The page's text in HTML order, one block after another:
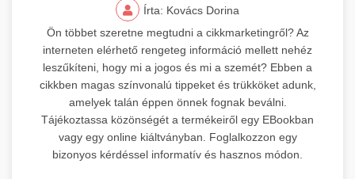
Írta: Kovács Dorina
Ön többet szeretne megtudni a cikkmarketingről? Az
interneten elérhető rengeteg információ mellett nehéz
leszűkíteni, hogy mi a jogos és mi a szemét? Ebben a
cikkben magas színvonalú tippeket és trükköket adunk,
amelyek talán éppen önnek fognak beválni.
Tájékoztassa közönségét a termékeiről egy EBookban
vagy egy online kiáltványban. Foglalkozzon egy
bizonyos kérdéssel informatív és hasznos módon.